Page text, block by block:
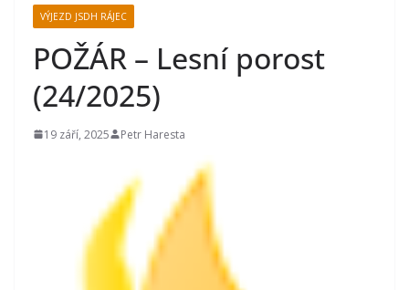
VÝJEZD JSDH RÁJEC
POŽÁR – Lesní porost
(24/2025)
19 září, 2025 Petr Haresta